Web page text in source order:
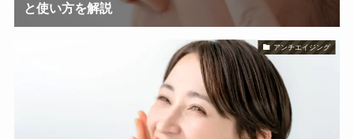
と使い方を解説
アンチエイジング